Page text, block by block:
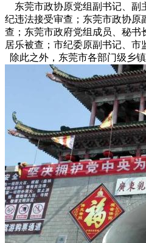
东莞市政协原党组副书记、副
纪违法接受审查；东莞市政协原
查；东莞市政府党组成员、秘书
居乐被查；市纪委原副书记、市
除此之外，东莞市各部门级乡